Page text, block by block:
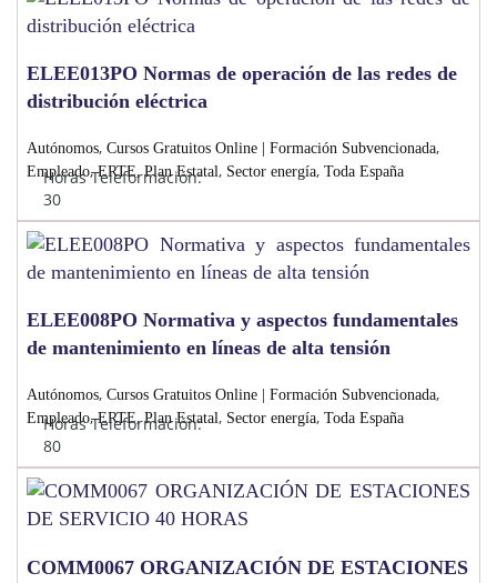
ELEE013PO Normas de operación de las redes de
distribución eléctrica
Autónomos, Cursos Gratuitos Online | Formación Subvencionada,
Empleado,ERTE,Plan Estatal, Sector energía, Toda España
Horas Teleformación:
30
ELEE008PO Normativa y aspectos fundamentales
de mantenimiento en líneas de alta tensión
Autónomos, Cursos Gratuitos Online | Formación Subvencionada,
Empleado,ERTE,Plan Estatal, Sector energía, Toda España
Horas Teleformación:
80
COMM0067 ORGANIZACIÓN DE ESTACIONES